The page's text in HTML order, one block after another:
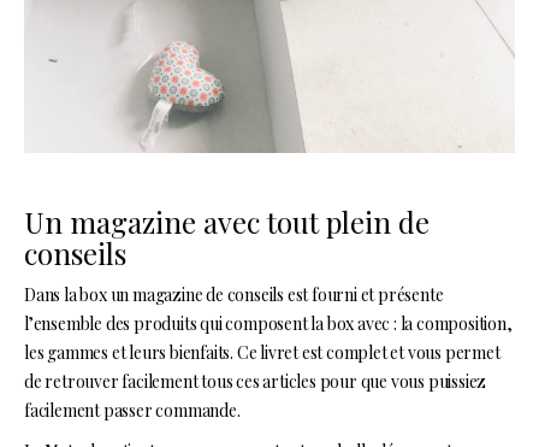
Un magazine avec tout plein de
conseils
Dans la box un magazine de conseils est fourni et présente
l’ensemble des produits qui composent la box avec : la composition,
les gammes et leurs bienfaits. Ce livret est complet et vous permet
de retrouver facilement tous ces articles pour que vous puissiez
facilement passer commande.